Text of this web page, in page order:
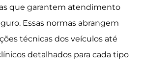
que garantem atendimento
Essas normas abrangem
técnicas dos veículos até
detalhados para cada tipo